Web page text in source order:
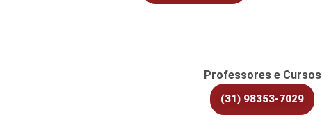
Professores e Cursos
(31) 98353-7029